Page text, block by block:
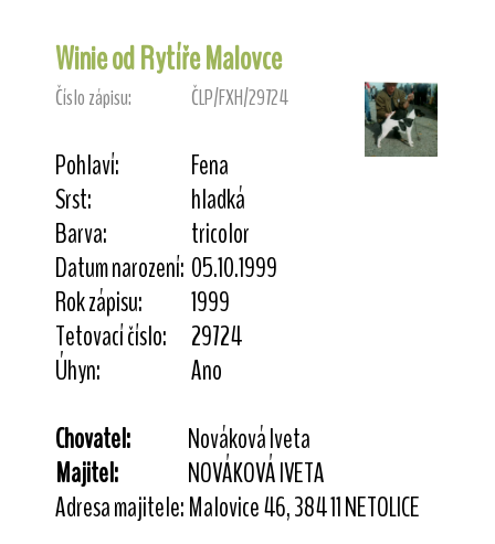
Winie od Rytíře Malovce
Číslo zápisu: ČLP/FXH/29724
Pohlaví:
Fena
Srst:
hladká
Barva:
tricolor
Datum narození: 05.10.1999
Rok zápisu:
1999
Tetovací číslo:
29724
Úhyn:
Ano
Chovatel:
Nováková Iveta
Majitel:
NOVÁKOVÁ IVETA
Adresa majitele:Malovice 46, 384 11 NETOLICE